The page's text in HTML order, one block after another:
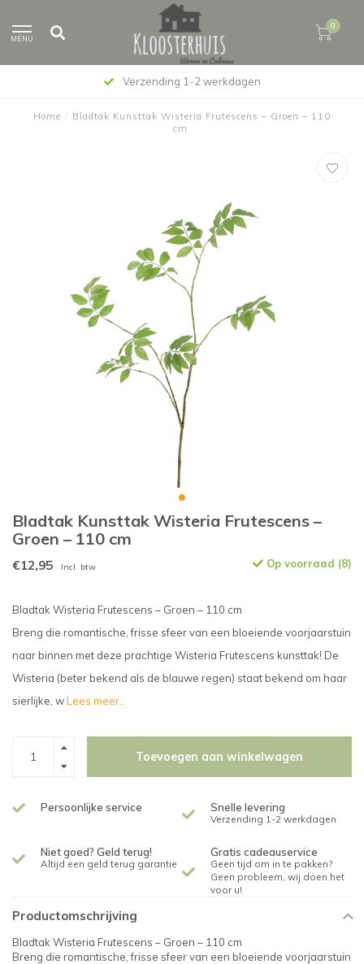
MENU
0
Verzending 1-2 werkdagen
Home / Bladtak Kunsttak Wisteria Frutescens – Groen – 110
cm
Bladtak Kunsttak Wisteria Frutescens –
Groen – 110 cm
€12,95 Incl. btw Op voorraad (8)
Bladtak Wisteria Frutescens – Groen – 110 cm
Breng die romantische, frisse sfeer van een bloeiende voorjaarstuin
naar binnen met deze prachtige Wisteria Frutescens kunsttak! De
Wisteria (beter bekend als de blauwe regen) staat bekend om haar
sierlijke, wLees meer..
Toevoegen aan winkelwagen
Persoonlijke service Snelle levering
Verzending 1-2 werkdagen
Niet goed? Geld terug!
Altijd een geld terug garantie
Gratis cadeauservice
Geen tijd om in te pakken?
Geen probleem, wij doen het
voor u!
Productomschrijving
Bladtak Wisteria Frutescens – Groen – 110 cm
Breng die romantische, frisse sfeer van een bloeiende voorjaarstuin